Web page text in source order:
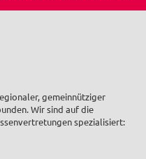
gemeinnütziger
Wir sind auf die
spezialisiert: